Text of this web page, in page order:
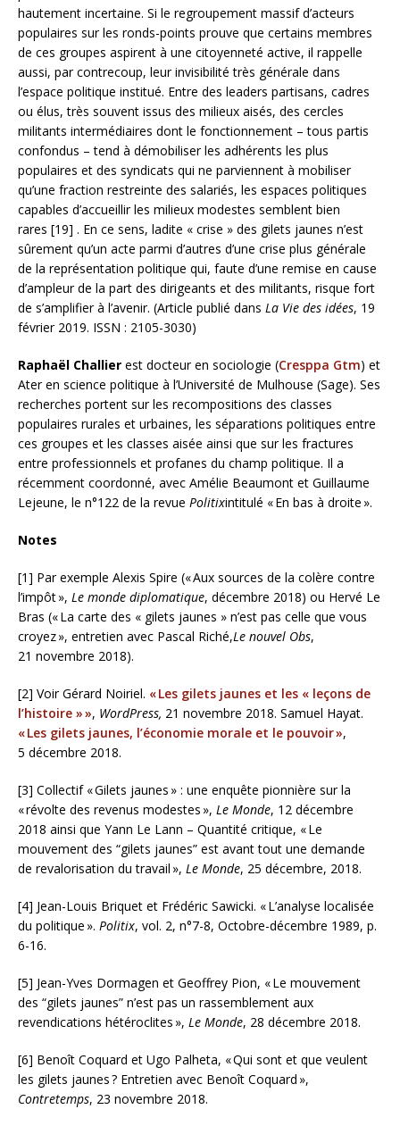
hautement incertaine. Si le regroupement massif d’acteurs
populaires sur les ronds-points prouve que certains membres
de ces groupes aspirent à une citoyenneté active, il rappelle
aussi, par contrecoup, leur invisibilité très générale dans
l’espace politique institué. Entre des leaders partisans, cadres
ou élus, très souvent issus des milieux aisés, des cercles
militants intermédiaires dont le fonctionnement – tous partis
confondus – tend à démobiliser les adhérents les plus
populaires et des syndicats qui ne parviennent à mobiliser
qu’une fraction restreinte des salariés, les espaces politiques
capables d’accueillir les milieux modestes semblent bien
rares [19] . En ce sens, ladite « crise » des gilets jaunes n’est
sûrement qu’un acte parmi d’autres d’une crise plus générale
de la représentation politique qui, faute d’une remise en cause
d’ampleur de la part des dirigeants et des militants, risque fort
de s’amplifier à l’avenir. (Article publié dans La Vie des idées, 19
février 2019. ISSN : 2105-3030)
Raphaël Challier est docteur en sociologie (Cresppa Gtm) et
Ater en science politique à l’Université de Mulhouse (Sage). Ses
recherches portent sur les recompositions des classes
populaires rurales et urbaines, les séparations politiques entre
ces groupes et les classes aisée ainsi que sur les fractures
entre professionnels et profanes du champ politique. Il a
récemment coordonné, avec Amélie Beaumont et Guillaume
Lejeune, le n°122 de la revue Politixintitulé «En bas à droite ».
Notes
[1] Par exemple Alexis Spire («Aux sources de la colère contre
l’impôt», Le monde diplomatique, décembre 2018) ou Hervé Le
Bras («La carte des « gilets jaunes » n’est pas celle que vous
croyez», entretien avec Pascal Riché,Le nouvel Obs,
21 novembre 2018).
[2] Voir Gérard Noiriel. «Les gilets jaunes et les « leçons de
l’histoire »», WordPress, 21 novembre 2018. Samuel Hayat.
«Les gilets jaunes, l’économie morale et le pouvoir»,
5 décembre 2018.
[3] Collectif «Gilets jaunes » : une enquête pionnière sur la
«révolte des revenus modestes », Le Monde, 12 décembre
2018 ainsi que Yann Le Lann – Quantité critique, «Le
mouvement des “gilets jaunes” est avant tout une demande
de revalorisation du travail », Le Monde, 25 décembre, 2018.
[4] Jean-Louis Briquet et Frédéric Sawicki. «L’analyse localisée
du politique ». Politix, vol. 2, n°7-8, Octobre-décembre 1989, p.
6-16.
[5] Jean-Yves Dormagen et Geoffrey Pion, «Le mouvement
des “gilets jaunes” n’est pas un rassemblement aux
revendications hétéroclites », Le Monde, 28 décembre 2018.
[6] Benoît Coquard et Ugo Palheta, «Qui sont et que veulent
les gilets jaunes? Entretien avec Benoît Coquard »,
Contretemps, 23 novembre 2018.